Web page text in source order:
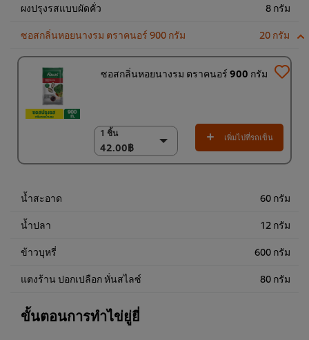
ผงปรุงรสแบบผัดคั่ว 8 กรัม
ซอสกลิ่นหอยนางรม ตราคนอร์ 900 กรัม 20 กรัม
ซอสกลิ่นหอยนางรม ตราคนอร์ 900 กรัม
1 ชิ้น
42.00฿
1 ชิ้น
42.00฿
(ราคาพิเศษ) แพ็ค 12
เพิ่มไปที่รถเข็น
น้ำสะอาด 60 กรัม
น้ำปลา 12 กรัม
ข้าวบุหรี่ 600 กรัม
แตงร้าน ปอกเปลือก หั่นสไลซ์ 80 กรัม
ขั้นตอนการทำไข่ยู่ยี่